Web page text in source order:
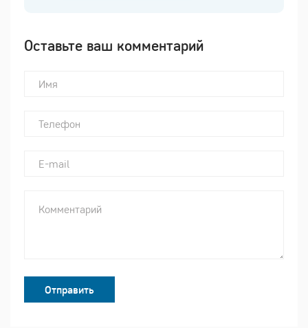
Оставьте ваш комментарий
Отправить